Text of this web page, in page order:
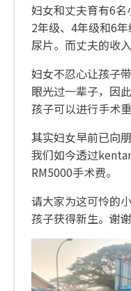
妇女和丈夫育有6
2年级、4年级和6
尿片。而丈夫的收
妇女不忍心让孩子
眼光过一辈子，因
孩子可以进行手术重
其实妇女早前已向
我们如今透过
RM5000手术费。
请大家为这可怜的
孩子获得新生。谢谢